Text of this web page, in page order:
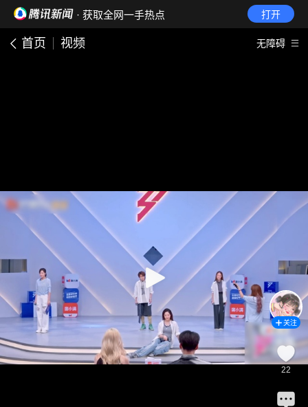
· 获取全网一手热点 打开
首页 视频 无障碍
关注
22